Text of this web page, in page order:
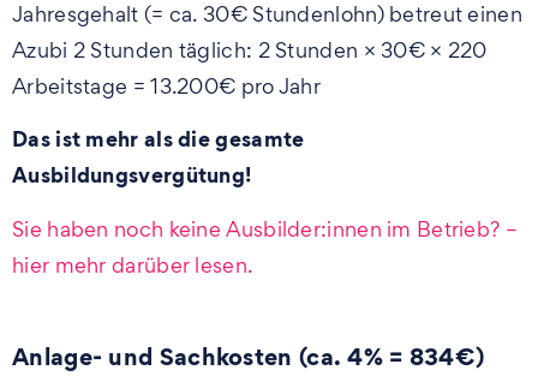
Jahresgehalt (= ca. 30€ Stundenlohn) betreut einen
Azubi 2 Stunden täglich: 2 Stunden × 30€ × 220
Arbeitstage = 13.200€ pro Jahr
Das ist mehr als die gesamte
Ausbildungsvergütung!
Sie haben noch keine Ausbilder:innen im Betrieb? –
hier mehr darüber lesen.
Anlage- und Sachkosten (ca. 4% = 834€)